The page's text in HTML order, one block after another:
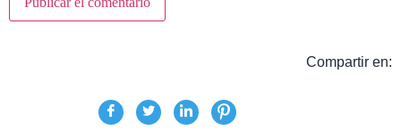
Compartir en: